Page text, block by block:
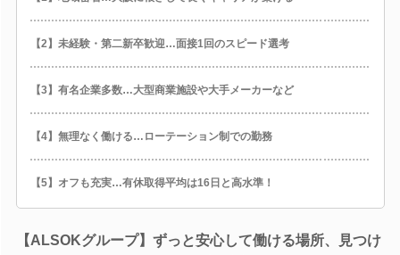
【2】未経験・第二新卒歓迎…面接1回のスピード選考
【3】有名企業多数…大型商業施設や大手メーカーなど
【4】無理なく働ける…ローテーション制での勤務
【5】オフも充実…有休取得平均は16日と高水準！
【ALSOKグループ】ずっと安心して働ける場所、見つけ